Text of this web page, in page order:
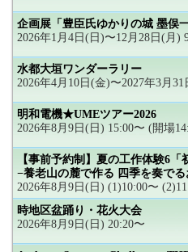
企画展「豊臣氏ゆかりの城 墨俣
2026年1月4日(日)〜12月28日(月)
水都大垣ワンダーラリー
2026年4月10日(金)〜2027年3月31
明和電機★UMEツアー2026
2026年8月9日(日) 15:00〜 (開場
【事前予約制】夏の工作体験6「
−養老山の麓で作る 四季を奏で
2026年8月9日(日) (1)10:00〜
時地区盆踊り・花火大会
2026年8月9日(日) 20:20〜